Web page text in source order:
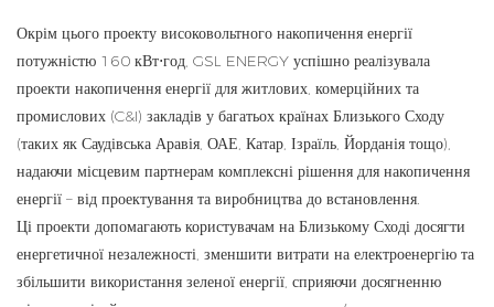
Окрім цього проекту високовольтного накопичення енергії
потужністю 160 кВт⋅год, GSL ENERGY успішно реалізувала
проекти накопичення енергії для житлових, комерційних та
промислових (C&I) закладів у багатьох країнах Близького Сходу
(таких як Саудівська Аравія, ОАЕ, Катар, Ізраїль, Йорданія тощо),
надаючи місцевим партнерам комплексні рішення для накопичення
енергії – від проектування та виробництва до встановлення.
Ці проекти допомагають користувачам на Близькому Сході досягти
енергетичної незалежності, зменшити витрати на електроенергію та
збільшити використання зеленої енергії, сприяючи досягненню